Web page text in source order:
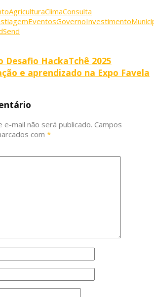
AgriculturaClimaConsulta
EventosGovernoInvestimento
Send
Desafio HackaTchê 2025
e aprendizado na Expo Favela
e-mail não será publicado. Campos
com *